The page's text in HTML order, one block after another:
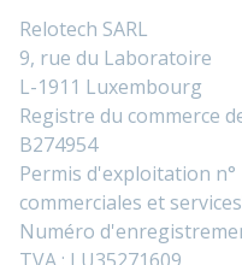
Relotech SARL
9, rue du Laboratoire
L-1911 Luxembourg
Registre du commerce
B274954
Permis d'exploitation n°
commerciales et
Numéro